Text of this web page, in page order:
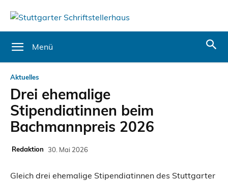
Menü
Aktuelles
Drei ehemalige
Stipendiatinnen beim
Bachmannpreis 2026
Redaktion 30. Mai 2026
Gleich drei ehemalige Stipendiatinnen des Stuttgarter